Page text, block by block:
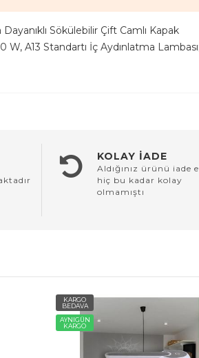
Sökülebilir Çift Camlı Kapak
A13 Standartı İç Aydınlatma Lambası;
KOLAY İADE
Aldığınız ürünü iade
hiç bu kadar kolay
olmamıştı
KARGO
BEDAVA
AYNIGÜN
KARGO